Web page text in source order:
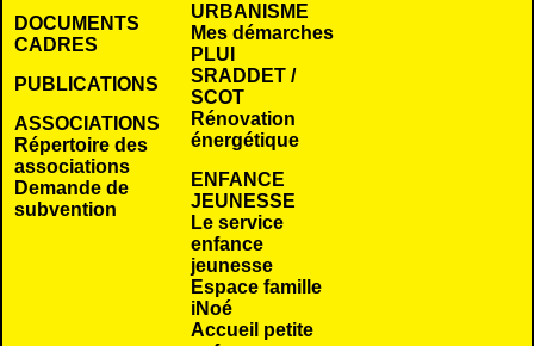
DOCUMENTS
CADRES
PUBLICATIONS
ASSOCIATIONS
Répertoire des
associations
Demande de
subvention
URBANISME
Mes démarches
PLUI
SRADDET /
SCOT
Rénovation
énergétique
ENFANCE
JEUNESSE
Le service
enfance
jeunesse
Espace famille
iNoé
Accueil petite